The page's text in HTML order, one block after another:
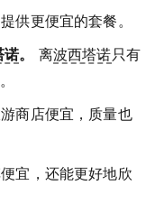
供更便宜的套餐。
诺。 离波西塔诺 只有
商店便宜，质量也
宜，还能更好地欣